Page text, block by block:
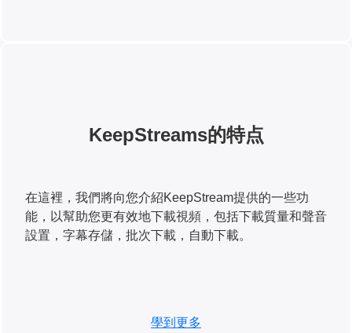
KeepStreams的特点
在這裡，我們將向您介紹KeepStream提供的一些功
能，以幫助您更有效地下載視頻，包括下載質量和聲音
設置，字幕存儲，批次下載，自動下載。
學到更多